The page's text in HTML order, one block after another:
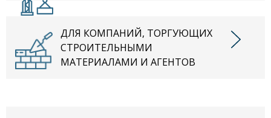
ДЛЯ КОМПАНИЙ, ТОРГУЮЩИХ
СТРОИТЕЛЬНЫМИ
МАТЕРИАЛАМИ И АГЕНТОВ